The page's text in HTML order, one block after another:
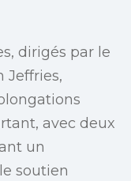
dirigés par le
Jeffries,
avec deux
un
soutien